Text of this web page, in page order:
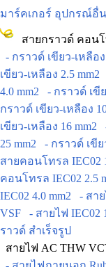
มาร์คเกอร์ อุปกรณ์อื่น
สายกราวด์ คอนโ
- กราวด์ เขียว-เหลือง
เขียว-เหลือง 2.5 mm2
4.0 mm2
- กราวด์ เขี
กราวด์ เขียว-เหลือง
เขียว-เหลือง 16 mm2
25 mm2
- กราวด์ เขีย
สายคอนโทรล IEC02
คอนโทรล IEC02 2.5
IEC02 4.0 mm2
- สาย
VSF
- สายไฟ IEC02
ราวด์ สำเร็จรูป
สายไฟ AC THW